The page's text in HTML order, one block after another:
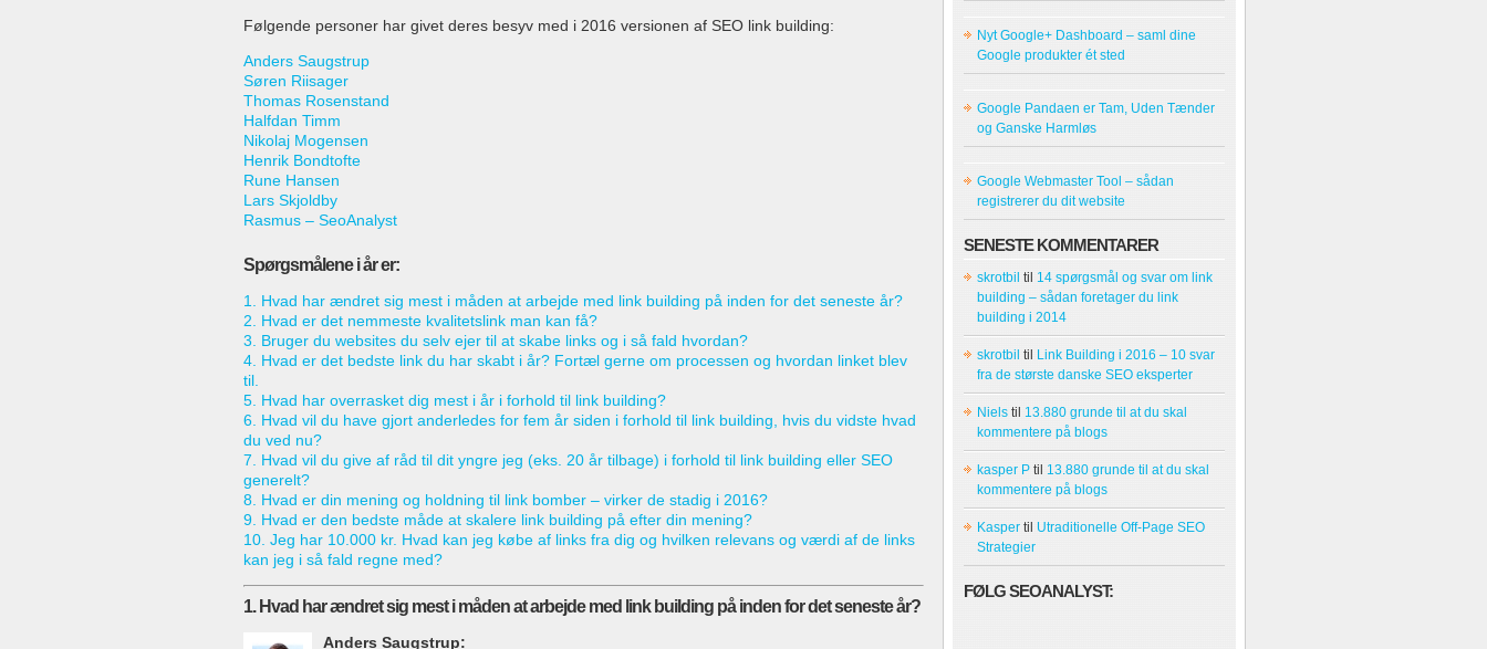
Følgende personer har givet deres besyv med i 2016 versionen af SEO link building:
Anders Saugstrup
Søren Riisager
Thomas Rosenstand
Halfdan Timm
Nikolaj Mogensen
Henrik Bondtofte
Rune Hansen
Lars Skjoldby
Rasmus – SeoAnalyst
Spørgsmålene i år er:
1. Hvad har ændret sig mest i måden at arbejde med link building på inden for det seneste år?
2. Hvad er det nemmeste kvalitetslink man kan få?
3. Bruger du websites du selv ejer til at skabe links og i så fald hvordan?
4. Hvad er det bedste link du har skabt i år? Fortæl gerne om processen og hvordan linket blev
til.
5. Hvad har overrasket dig mest i år i forhold til link building?
6. Hvad vil du have gjort anderledes for fem år siden i forhold til link building, hvis du vidste hvad
du ved nu?
7. Hvad vil du give af råd til dit yngre jeg (eks. 20 år tilbage) i forhold til link building eller SEO
generelt?
8. Hvad er din mening og holdning til link bomber – virker de stadig i 2016?
9. Hvad er den bedste måde at skalere link building på efter din mening?
10. Jeg har 10.000 kr. Hvad kan jeg købe af links fra dig og hvilken relevans og værdi af de links
kan jeg i så fald regne med?
1. Hvad har ændret sig mest i måden at arbejde med link building på inden for det seneste år?
Anders Saugstrup:
Nyt Google+ Dashboard – saml dine
Google produkter ét sted
Google Pandaen er Tam, Uden Tænder
og Ganske Harmløs
Google Webmaster Tool – sådan
registrerer du dit website
SENESTE KOMMENTARER
skrotbil til 14 spørgsmål og svar om link
building – sådan foretager du link
building i 2014
skrotbil til
Link Building i 2016 – 10 svar
fra de største danske SEO eksperter
Niels til 13.880 grunde til at du skal
kommentere på blogs
kasper P til 13.880 grunde til at du skal
kommentere på blogs
Kasper til Utraditionelle Off-Page SEO
Strategier
FØLG SEOANALYST: